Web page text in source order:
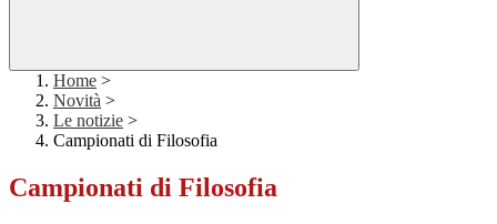
Home >
Novità >
Le notizie >
Campionati di Filosofia
Campionati di Filosofia